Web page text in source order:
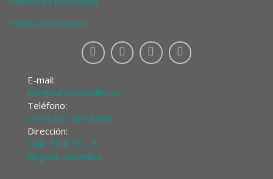
Política de cookies
E-mail:
info@karmamobility.co
Teléfono:
(+57) 301 464 8469
Dirección:
Calle 76 # 53 - 21
Bogotá, Colombia